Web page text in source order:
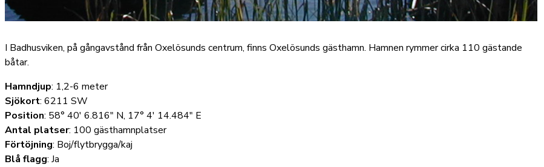
I Badhusviken, på gångavstånd från Oxelösunds centrum, finns Oxelösunds gästhamn. Hamnen rymmer cirka 110 gästande
båtar.
Hamndjup: 1,2-6 meter
Sjökort: 6211 SW
Position: 58° 40' 6.816" N, 17° 4' 14.484" E
Antal platser: 100 gästhamnplatser
Förtöjning: Boj/flytbrygga/kaj
Blå flagg: Ja